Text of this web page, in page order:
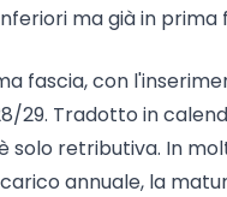
ma già in prima
fascia, con
29. Tradotto in
solo retributiva. In
annuale, la